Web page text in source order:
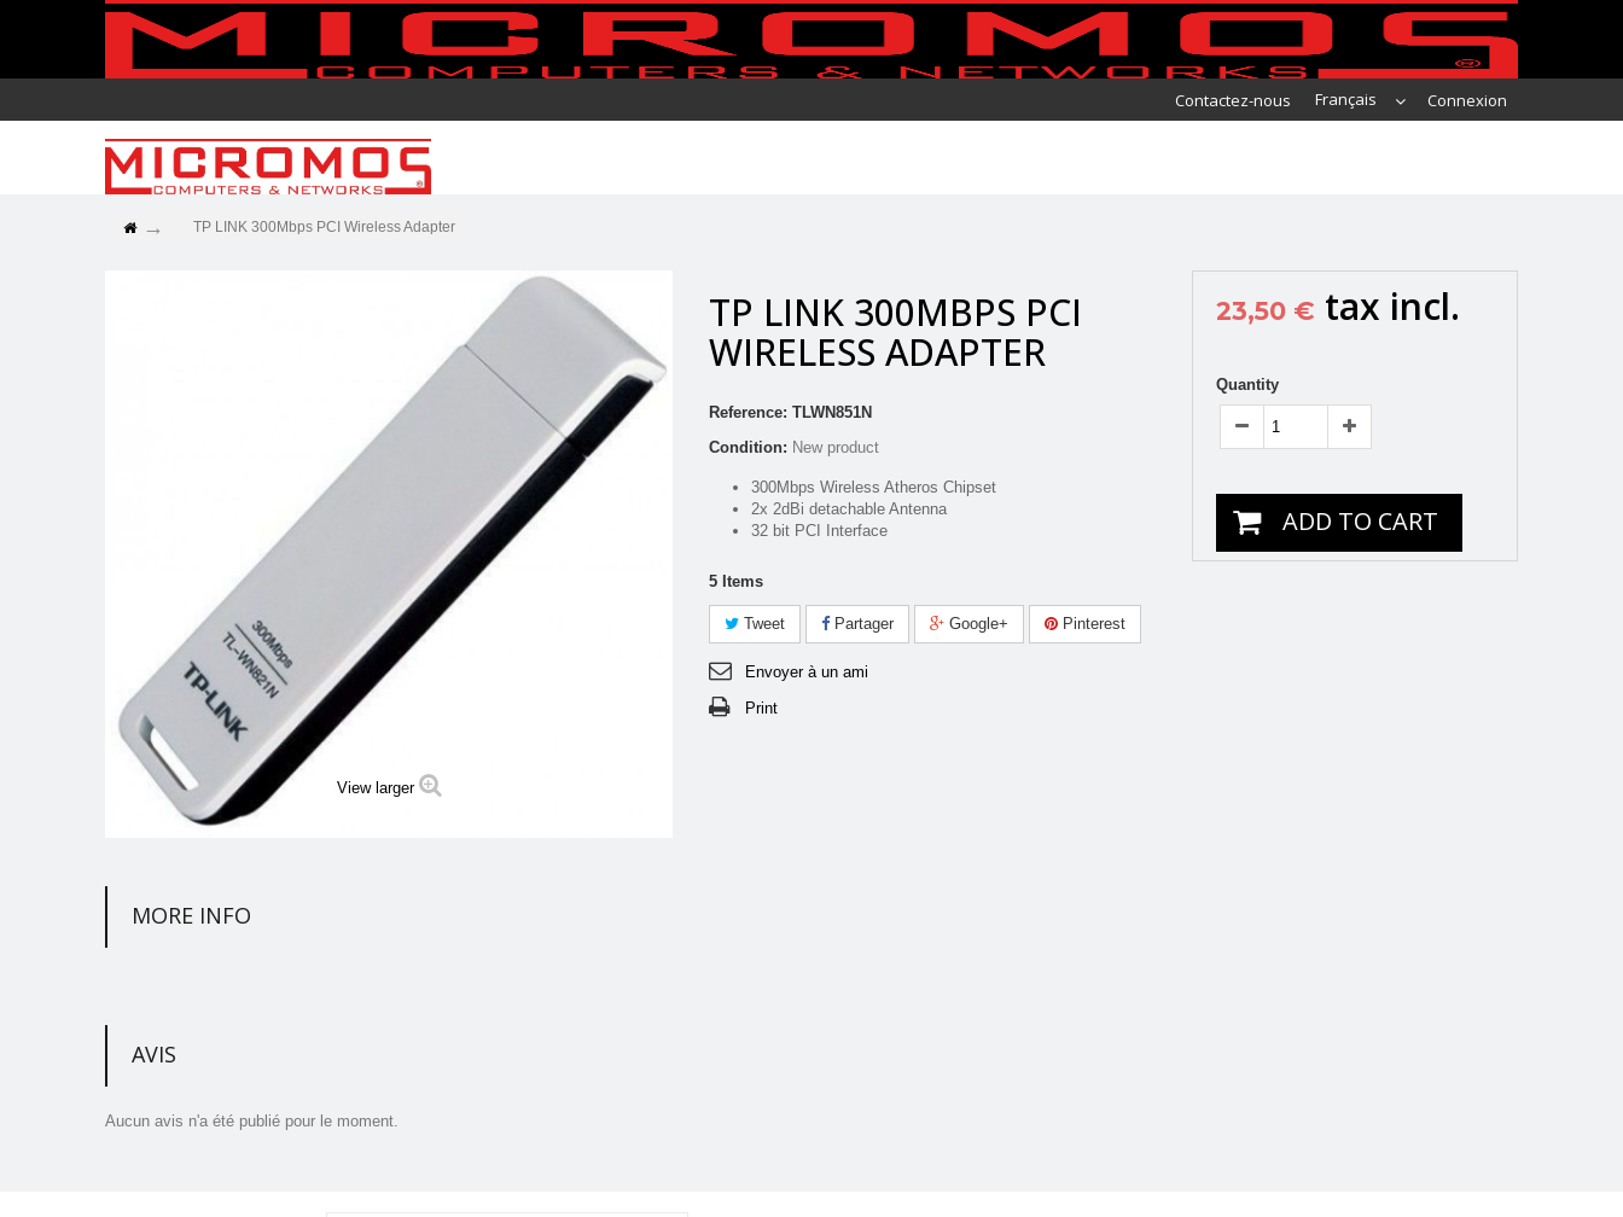
Connexion
Français
Contactez-nous
TP LINK 300Mbps PCI Wireless Adapter
View larger
TP LINK 300MBPS PCI
WIRELESS ADAPTER
Reference: TLWN851N
Condition: New product
300Mbps Wireless Atheros Chipset
2x 2dBi detachable Antenna
32 bit PCI Interface
5 Items
Tweet Partager Google+ Pinterest
Envoyer à un ami
Print
23,50 € tax incl.
Quantity
ADD TO CART
MORE INFO
AVIS
Aucun avis n'a été publié pour le moment.